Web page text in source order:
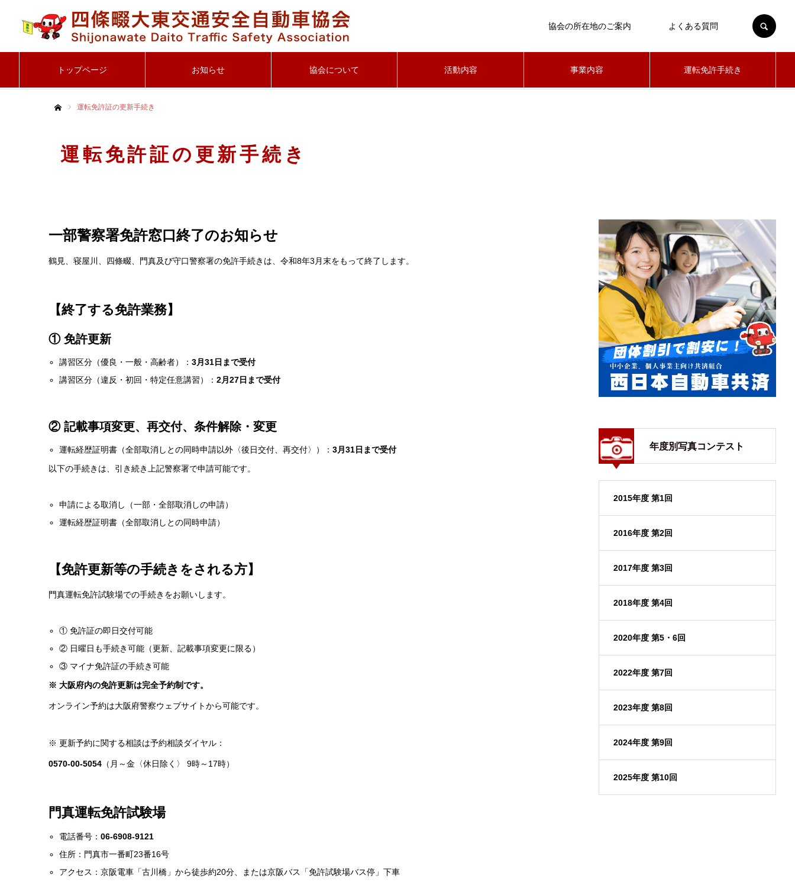
協会の所在地のご案内 よくある質問
SEARCH
トップページ お知らせ 協会について 活動内容 事業内容 運転免許手続き
運転免許証の更新手続き
運転免許証の更新手続き
一部警察署免許窓口終了のお知らせ
鶴見、寝屋川、四條畷、門真及び守口警察署の免許手続きは、令和8年3月末をもって終了します。
【終了する免許業務】
① 免許更新
講習区分（優良・一般・高齢者）：3月31日まで受付
講習区分（違反・初回・特定任意講習）：2月27日まで受付
② 記載事項変更、再交付、条件解除・変更
運転経歴証明書（全部取消しとの同時申請以外〈後日交付、再交付〉）：3月31日まで受付
以下の手続きは、引き続き上記警察署で申請可能です。
申請による取消し（一部・全部取消しの申請）
運転経歴証明書（全部取消しとの同時申請）
【免許更新等の手続きをされる方】
門真運転免許試験場での手続きをお願いします。
① 免許証の即日交付可能
② 日曜日も手続き可能（更新、記載事項変更に限る）
③ マイナ免許証の手続き可能
※ 大阪府内の免許更新は完全予約制です。
オンライン予約は大阪府警察ウェブサイトから可能です。
※ 更新予約に関する相談は予約相談ダイヤル：
0570-00-5054 （月～金〈休日除く〉 9時～17時）
門真運転免許試験場
電話番号：06-6908-9121
住所：門真市一番町23番16号
アクセス：京阪電車「古川橋」から徒歩約20分、または京阪バス「免許試験場バス停」下車
年度別写真コンテスト
2015年度 第1回
2016年度 第2回
2017年度 第3回
2018年度 第4回
2020年度 第5・6回
2022年度 第7回
2023年度 第8回
2024年度 第9回
2025年度 第10回